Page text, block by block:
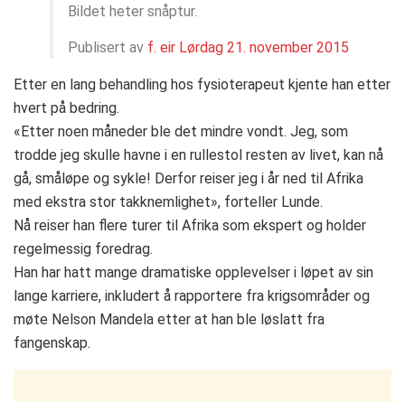
Bildet heter snåptur.
Publisert av f. eir Lørdag 21. november 2015
Etter en lang behandling hos fysioterapeut kjente han etter
hvert på bedring.
«Etter noen måneder ble det mindre vondt. Jeg, som
trodde jeg skulle havne i en rullestol resten av livet, kan nå
gå, småløpe og sykle! Derfor reiser jeg i år ned til Afrika
med ekstra stor takknemlighet», forteller Lunde.
Nå reiser han flere turer til Afrika som ekspert og holder
regelmessig foredrag.
Han har hatt mange dramatiske opplevelser i løpet av sin
lange karriere, inkludert å rapportere fra krigsområder og
møte Nelson Mandela etter at han ble løslatt fra
fangenskap.